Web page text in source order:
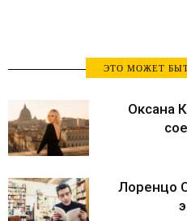
ЭТО МОЖЕТ
Оксана
Лоренцо